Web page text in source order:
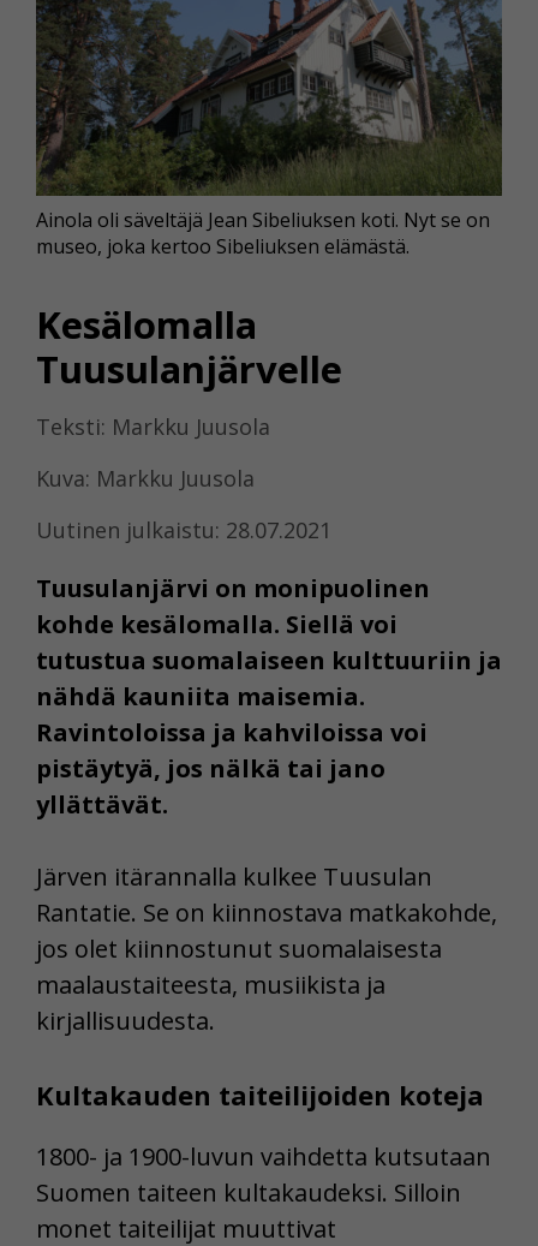
Kesälomalla
Tuusulanjärvelle
Teksti: Markku Juusola
Kuva: Markku Juusola
Uutinen julkaistu: 28.07.2021
Tuusulanjärvi on monipuolinen
kohde kesälomalla. Siellä voi
tutustua suomalaiseen kulttuuriin ja
nähdä kauniita maisemia.
Ravintoloissa ja kahviloissa voi
pistäytyä, jos nälkä tai jano
yllättävät.
Ainola oli säveltäjä Jean Sibeliuksen koti. Nyt se on
museo, joka kertoo Sibeliuksen elämästä.
Järven itärannalla kulkee Tuusulan
Rantatie. Se on kiinnostava matkakohde,
jos olet kiinnostunut suomalaisesta
maalaustaiteesta, musiikista ja
kirjallisuudesta.
Kultakauden taiteilijoiden koteja
1800- ja 1900-luvun vaihdetta kutsutaan
Suomen taiteen kultakaudeksi. Silloin
monet taiteilijat muuttivat